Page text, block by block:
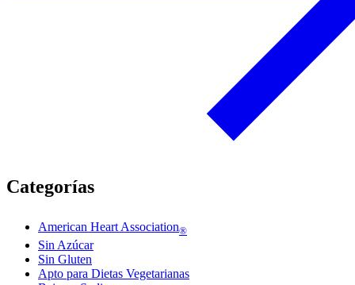
Categorías
American Heart Association®
Sin Azúcar
Sin Gluten
Apto para Dietas Vegetarianas